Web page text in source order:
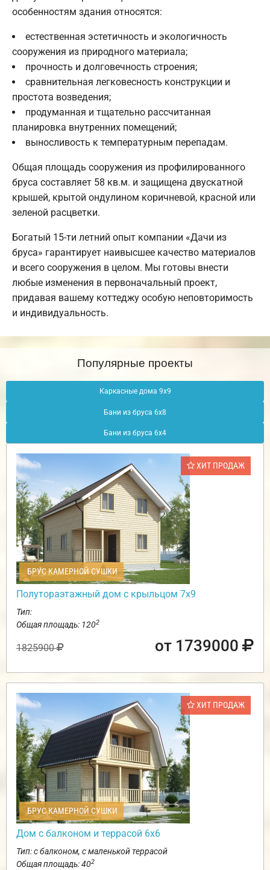
особенностям здания относятся:
естественная эстетичность и экологичность
сооружения из природного материала;
прочность и долговечность строения;
сравнительная легковесность конструкции и
простота возведения;
продуманная и тщательно рассчитанная
планировка внутренних помещений;
выносливость к температурным перепадам.
Общая площадь сооружения из профилированного
бруса составляет 58 кв.м. и защищена двускатной
крышей, крытой ондулином коричневой, красной или
зеленой расцветки.
Богатый 15-ти летний опыт компании «Дачи из
бруса» гарантирует наивысшее качество материалов
и всего сооружения в целом. Мы готовы внести
любые изменения в первоначальный проект,
придавая вашему коттеджу особую неповторимость
и индивидуальность.
Популярные проекты
Каркасные дома 9х9
Бани из бруса 6х8
Бани из бруса 6х4
ХИТ ПРОДАЖ
БРУС КАМЕРНОЙ СУШКИ
Полутораэтажный дом с крыльцом 7х9
Тип:
Общая площадь: 1202
1825900 от 1739000
ХИТ ПРОДАЖ
БРУС КАМЕРНОЙ СУШКИ
Дом с балконом и террасой 6х6
Тип: с балконом, с маленькой террасой
Общая площадь: 402